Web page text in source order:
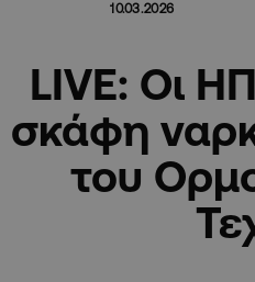
10.03.2026
LIVE: Οι
σκάφη
του